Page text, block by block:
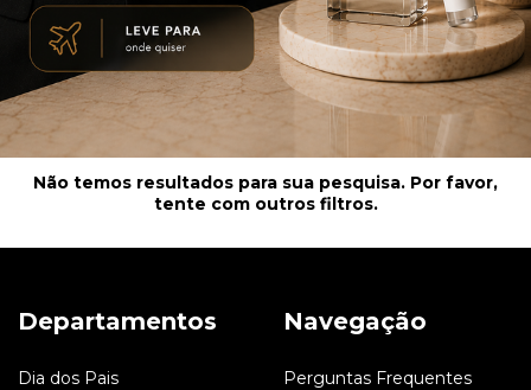
Não temos resultados para sua pesquisa. Por favor,
tente com outros filtros.
Departamentos
Dia dos Pais
Navegação
Perguntas Frequentes